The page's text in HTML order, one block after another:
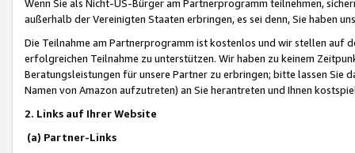
Wenn Sie als Nicht-US-Bürger am Partnerprogramm teilnehmen,
außerhalb der Vereinigten Staaten erbringen, es sei denn, Sie haben
Die Teilnahme am Partnerprogramm ist kostenlos und wir stellen auf
erfolgreichen Teilnahme zu unterstützen. Wir haben zu keinem
Beratungsleistungen für unsere Partner zu erbringen; bitte lassen Sie
Namen von Amazon aufzutreten) an Sie herantreten und Ihnen
2. Links auf Ihrer Website
(a) Partner-Links